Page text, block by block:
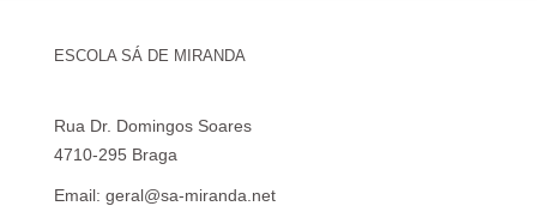
ESCOLA SÁ DE MIRANDA
Rua Dr. Domingos Soares
4710-295 Braga
Email: geral@sa-miranda.net